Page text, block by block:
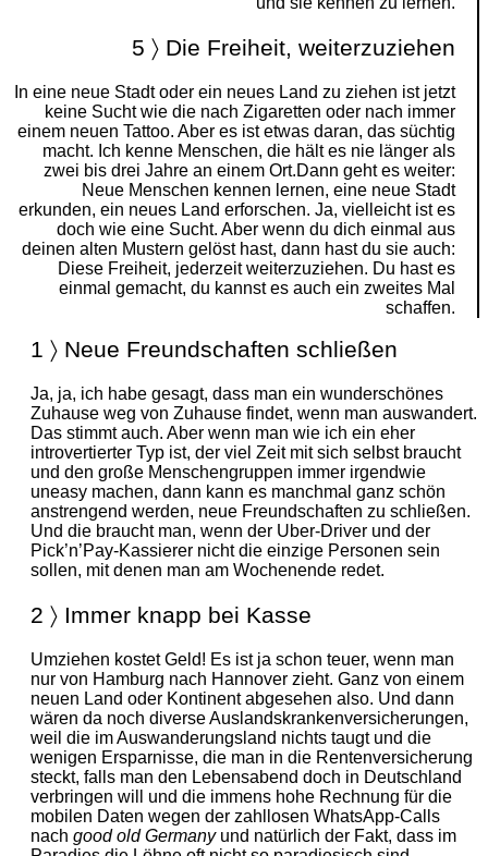
5 〉 Die Freiheit, weiterzuziehen
In eine neue Stadt oder ein neues Land zu ziehen ist jetzt
keine Sucht wie die nach Zigaretten oder nach immer
einem neuen Tattoo. Aber es ist etwas daran, das süchtig
macht. Ich kenne Menschen, die hält es nie länger als
zwei bis drei Jahre an einem Ort.Dann geht es weiter:
Neue Menschen kennen lernen, eine neue Stadt
erkunden, ein neues Land erforschen. Ja, vielleicht ist es
doch wie eine Sucht. Aber wenn du dich einmal aus
deinen alten Mustern gelöst hast, dann hast du sie auch:
Diese Freiheit, jederzeit weiterzuziehen. Du hast es
einmal gemacht, du kannst es auch ein zweites Mal
schaffen.
1 〉 Neue Freundschaften schließen
Ja, ja, ich habe gesagt, dass man ein wunderschönes
Zuhause weg von Zuhause findet, wenn man auswandert.
Das stimmt auch. Aber wenn man wie ich ein eher
introvertierter Typ ist, der viel Zeit mit sich selbst braucht
und den große Menschengruppen immer irgendwie
uneasy machen, dann kann es manchmal ganz schön
anstrengend werden, neue Freundschaften zu schließen.
Und die braucht man, wenn der Uber-Driver und der
Pick’n’Pay-Kassierer nicht die einzige Personen sein
sollen, mit denen man am Wochenende redet.
2 〉 Immer knapp bei Kasse
Umziehen kostet Geld! Es ist ja schon teuer, wenn man
nur von Hamburg nach Hannover zieht. Ganz von einem
neuen Land oder Kontinent abgesehen also. Und dann
wären da noch diverse Auslandskrankenversicherungen,
weil die im Auswanderungsland nichts taugt und die
wenigen Ersparnisse, die man in die Rentenversicherung
steckt, falls man den Lebensabend doch in Deutschland
verbringen will und die immens hohe Rechnung für die
mobilen Daten wegen der zahllosen WhatsApp-Calls
nach good old Germany und natürlich der Fakt, dass im